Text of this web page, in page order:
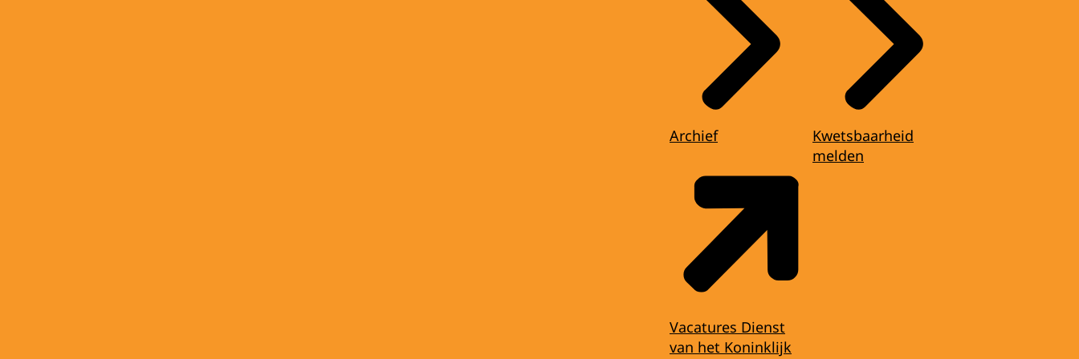
Archief
Vacatures Dienst
van het Koninklijk
Kwetsbaarheid
melden